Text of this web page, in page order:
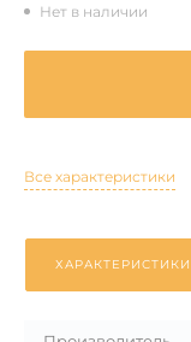
Нет в наличии
Все характеристики
ХАРАКТЕРИСТИКИ